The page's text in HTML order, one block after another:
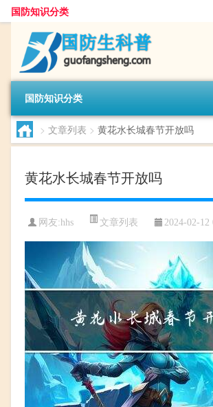
国防知识分类
国防知识分类
> 文章列表 > 黄花水长城春节开放吗
黄花水长城春节开放吗
网友:hhs 文章列表 2024-02-12